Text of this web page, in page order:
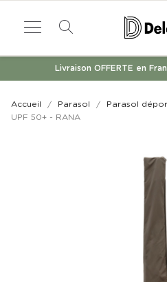
Livraison OFFERTE en
Accueil Parasol Parasol
UPF 50+ - RANA